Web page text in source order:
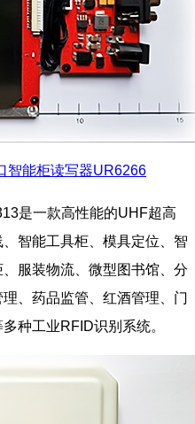
智能柜读写器UR6266
是一款高性能的UHF超高
智能工具柜、模具定位、智
服装物流、微型图书馆、分
、药品监管、红酒管理、门
种工业RFID识别系统。